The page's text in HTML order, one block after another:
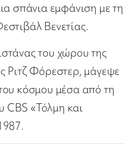
σπάνια εμφάνιση με τη
Βενετίας.
του χώρου της
Ριτζ Φόρεστερ, μάγεψε
κόσμου μέσα από τη
CBS «Τόλμη και